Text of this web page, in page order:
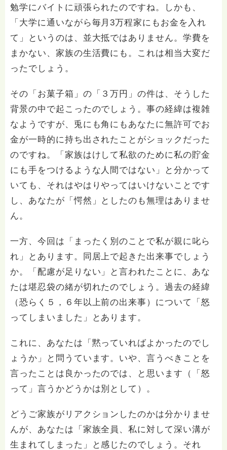
勉学にバイトに頑張られたのですね。しかも、
「大学に通いながら毎月3万程家にもお金を入れ
て」というのは、並大抵ではありません。学費を
まかない、家族の生活費にも。これは相当大変だ
ったでしょう。
その「お菓子箱」の「３万円」の件は、そうした
背景の中で起こったのでしょう。事の経緯は複雑
なようですが、兎にも角にもあなたに無許可でお
金が一時的に持ち出されたことがショックだった
のですね。「家族はけして私欲のために私の貯金
にも手をつけるような人間ではない」と分かって
いても、それはやはりやってはいけないことです
し、あなたが「愕然」としたのも無理はありませ
ん。
一方、今回は「まったく別のことで私が親に叱ら
れ」とあります。同居上で起きた出来事でしょう
か。「配慮が足りない」と言われたことに、あな
たは堪忍袋の緒が切れたのでしょう。過去の経緯
（恐らく５，６年以上前の出来事）について「怒
ってしまいました」とあります。
これに、あなたは「黙っていればよかったのでし
ょうか」と問うています。いや、言うべきことを
言ったことは良かったのでは、と思います（「怒
って」言うかどうかは別として）。
どうご家族がリアクションしたのかは分かりませ
んが、あなたは「家族全員、私に対して深い溝が
生まれてしまった」と感じたのでしょう。それ